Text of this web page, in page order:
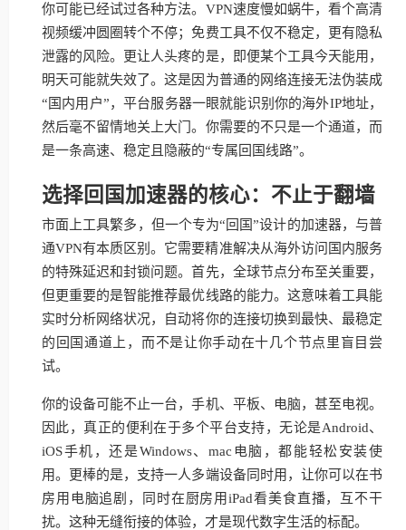
你可能已经试过各种方法。VPN速度慢如蜗牛，看个高清
视频缓冲圆圈转个不停；免费工具不仅不稳定，更有隐私
泄露的风险。更让人头疼的是，即便某个工具今天能用，
明天可能就失效了。这是因为普通的网络连接无法伪装成
“国内用户”，平台服务器一眼就能识别你的海外IP地址，
然后毫不留情地关上大门。你需要的不只是一个通道，而
是一条高速、稳定且隐蔽的“专属回国线路”。
选择回国加速器的核心：不止于翻墙
市面上工具繁多，但一个专为“回国”设计的加速器，与普
通VPN有本质区别。它需要精准解决从海外访问国内服务
的特殊延迟和封锁问题。首先，全球节点分布至关重要，
但更重要的是智能推荐最优线路的能力。这意味着工具能
实时分析网络状况，自动将你的连接切换到最快、最稳定
的回国通道上，而不是让你手动在十几个节点里盲目尝
试。
你的设备可能不止一台，手机、平板、电脑，甚至电视。
因此，真正的便利在于多个平台支持，无论是Android、
iOS手机，还是Windows、mac电脑，都能轻松安装使
用。更棒的是，支持一人多端设备同时用，让你可以在书
房用电脑追剧，同时在厨房用iPad看美食直播，互不干
扰。这种无缝衔接的体验，才是现代数字生活的标配。